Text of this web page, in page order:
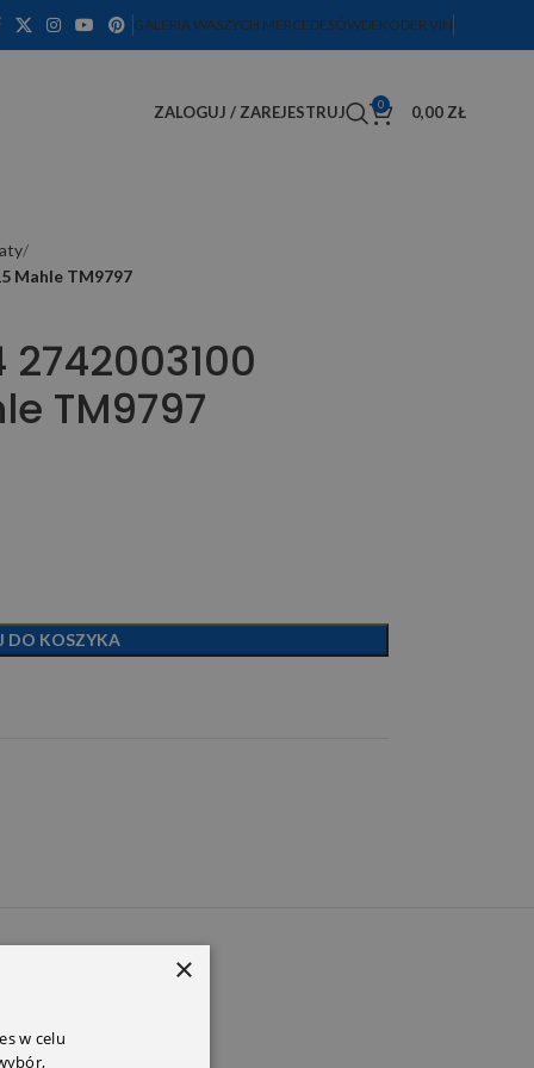
GALERIA WASZYCH MERCEDESÓWDEKODER VIN
ZALOGUJ / ZAREJESTRUJ 0 0,00 ZŁ
Mahle TM9797
TM9797
DO KOSZYKA
×
w celu